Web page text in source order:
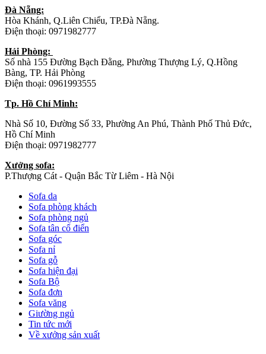
Đà Nẵng:
Hòa Khánh, Q.Liên Chiểu, TP.Đà Nẵng.
Điện thoại: 0971982777
Hải Phòng:
Số nhà 155 Đường Bạch Đằng, Phường Thượng Lý, Q.Hồng
Bàng, TP. Hải Phòng
Điện thoại: 0961993555
Tp. Hồ Chí Minh:
Nhà Số 10, Đường Số 33, Phường An Phú, Thành Phố Thủ Đức,
Hồ Chí Minh
Điện thoại: 0971982777
Xưởng sofa:
P.Thượng Cát - Quận Bắc Từ Liêm - Hà Nội
Sofa da
Sofa phòng khách
Sofa phòng ngủ
Sofa tân cổ điển
Sofa góc
Sofa nỉ
Sofa gỗ
Sofa hiện đại
Sofa Bộ
Sofa đơn
Sofa văng
Giường ngủ
Tin tức mới
Về xưởng sản xuất